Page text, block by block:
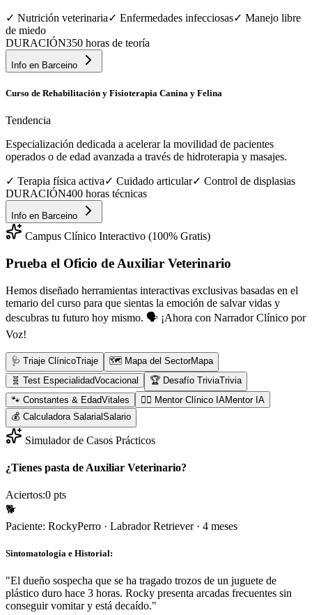
✓ Nutrición veterinaria✓ Enfermedades infecciosas✓ Manejo libre
de miedo
DURACIÓN350 horas de teoría
Info en Barceino
Curso de Rehabilitación y Fisioterapia Canina y Felina
Tendencia
Especialización dedicada a acelerar la movilidad de pacientes
operados o de edad avanzada a través de hidroterapia y masajes.
✓ Terapia física activa✓ Cuidado articular✓ Control de displasias
DURACIÓN400 horas técnicas
Info en Barceino
Campus Clínico Interactivo (100% Gratis)
Prueba el Oficio de Auxiliar Veterinario
Hemos diseñado herramientas interactivas exclusivas basadas en el
temario del curso para que sientas la emoción de salvar vidas y
descubras tu futuro hoy mismo. 🗣️ ¡Ahora con Narrador Clínico por
Voz!
🩺 Triaje ClínicoTriaje 🗺️ Mapa del SectorMapa
🧬 Test EspecialidadVocacional 🏆 Desafío TriviaTrivia
🐾 Constantes & EdadVitales 👨‍⚕️ Mentor Clínico IAMentor IA
💰 Calculadora SalarialSalario
Simulador de Casos Prácticos
¿Tienes pasta de Auxiliar Veterinario?
Aciertos:0 pts
🐕
Paciente: RockyPerro · Labrador Retriever· 4 meses
Sintomatología e Historial:
"El dueño sospecha que se ha tragado trozos de un juguete de
plástico duro hace 3 horas. Rocky presenta arcadas frecuentes sin
conseguir vomitar y está decaído."